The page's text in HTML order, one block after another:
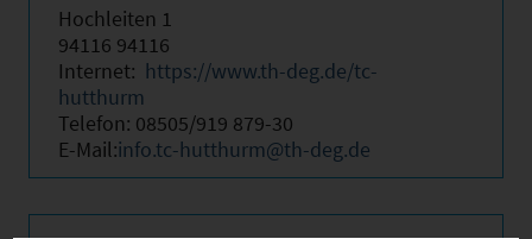
Hochleiten 1
94116 94116
Internet: https://www.th-deg.de/tc-
hutthurm
Telefon: 08505/919 879-30
E-Mail:info.tc-hutthurm@th-deg.de